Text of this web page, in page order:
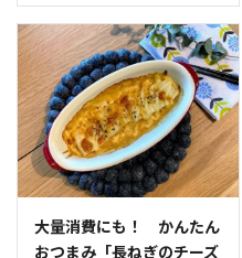
大量消費にも！ かんたん
おつまみ「長ねぎのチーズ